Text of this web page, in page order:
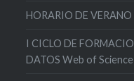
HORARIO DE VERANO
I CICLO DE
DATOS Web of